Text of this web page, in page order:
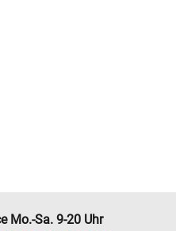
Mo.-Sa. 9-20 Uhr